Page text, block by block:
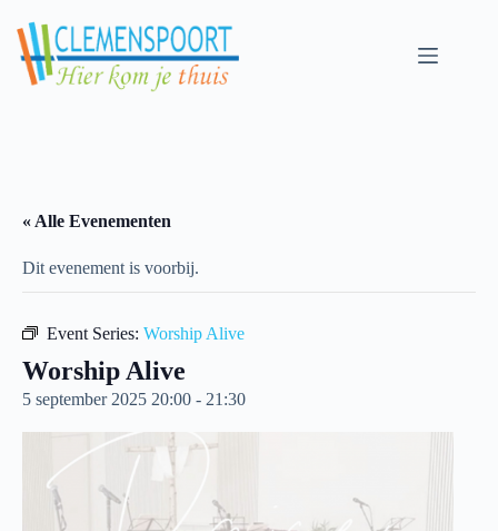
content
« Alle Evenementen
Dit evenement is voorbij.
Event Series: Worship Alive
Worship Alive
5 september 2025 20:00 - 21:30